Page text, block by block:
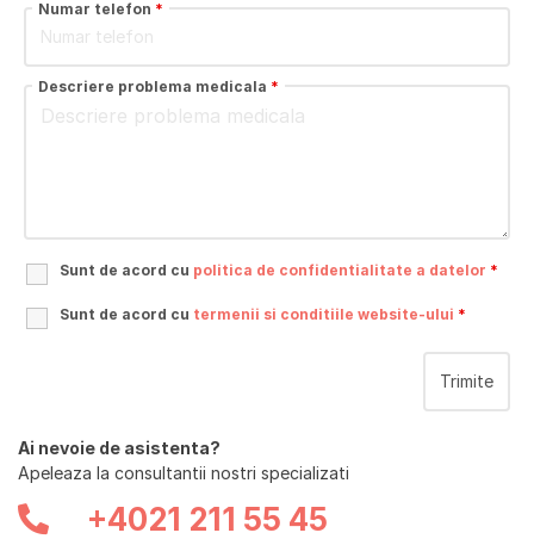
Numar telefon *
Descriere problema medicala *
Sunt de acord cu politica de confidentialitate a datelor *
Sunt de acord cu termenii si conditiile website-ului *
Ai nevoie de asistenta?
Apeleaza la consultantii nostri specializati
+4021 211 55 45